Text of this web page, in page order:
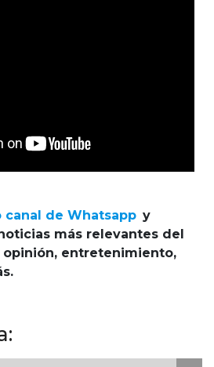
canal de Whatsapp y
más relevantes del
entretenimiento,